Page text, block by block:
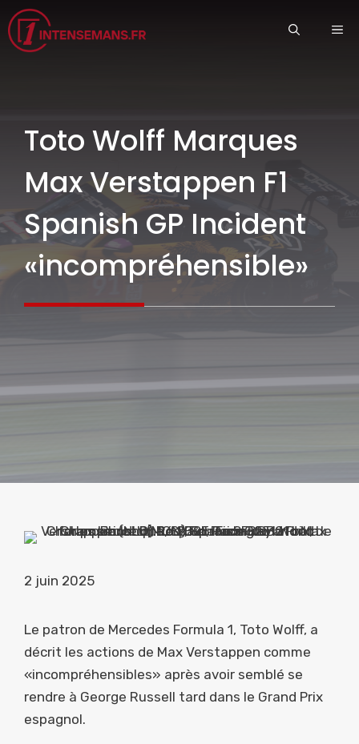
Aller
au
contenu
Toto Wolff Marques
Max Verstappen F1
Spanish GP Incident
«incompréhensible»
2 juin 2025
Le patron de Mercedes Formula 1, Toto Wolff, a
décrit les actions de Max Verstappen comme
«incompréhensibles» après avoir semblé se
rendre à George Russell tard dans le Grand Prix
espagnol.